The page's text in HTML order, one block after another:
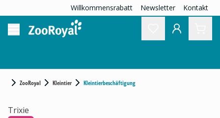
Willkommensrabatt Newsletter Kontakt
ZooRoyal Kleintier Kleintierbeschäftigung
Trixie